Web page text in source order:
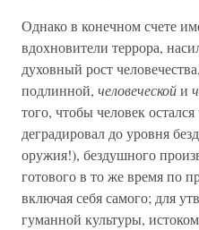
Однако в конечном счете
вдохновители террора,
духовный рост
подлинной, человеческойи
того, чтобы человек
деградировал до уровня
оружия!), бездушного
готового в то же время по
включая себя самого; для
гуманной культуры,